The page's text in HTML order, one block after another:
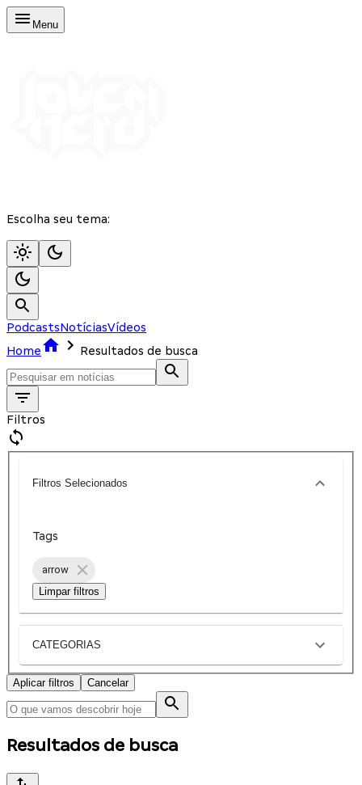
Menu
Escolha seu tema:
PodcastsNotíciasVídeos
Home
Resultados de busca
Filtros
Filtros Selecionados
Tags
arrow
Limpar filtros
CATEGORIAS
Aplicar filtros Cancelar
Resultados de busca